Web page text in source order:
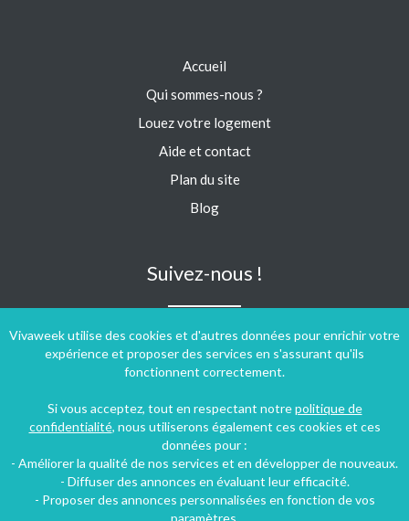
Vivaweek utilise des cookies et d'autres données pour enrichir votre
expérience et proposer des services en s'assurant qu'ils
fonctionnent correctement.
Si vous acceptez, tout en respectant notrepolitique de
confidentialité, nous utiliserons également ces cookies et ces
données pour :
- Améliorer la qualité de nos services et en développer de nouveaux.
- Diffuser des annonces en évaluant leur efficacité.
- Proposer des annonces personnalisées en fonction de vos
paramètres.
Accueil
Qui sommes-nous ?
Louez votre logement
Aide et contact
Plan du site
Blog
Suivez-nous !